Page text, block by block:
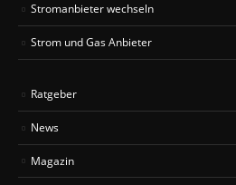
Stromanbieter wechseln
Strom und Gas Anbieter
Ratgeber
News
Magazin